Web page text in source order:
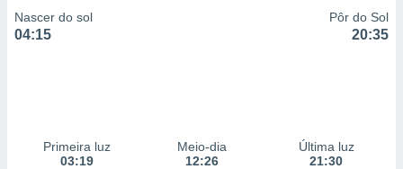
Nascer do sol
04:15
Pôr do Sol
20:35
Primeira luz
03:19
Meio-dia
12:26
Última luz
21:30